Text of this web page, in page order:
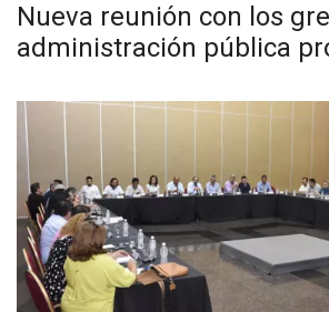
Nueva reunión con los
administración pública